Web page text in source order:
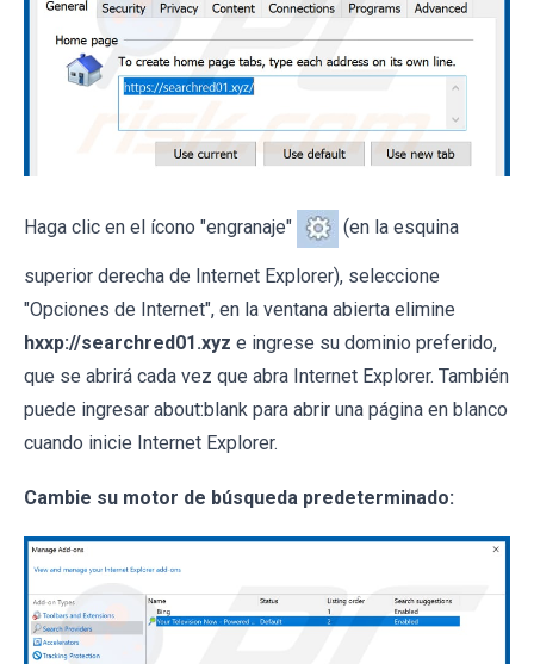
Haga clic en el ícono "engranaje" (en la esquina
superior derecha de Internet Explorer), seleccione
"Opciones de Internet", en la ventana abierta elimine
hxxp://searchred01.xyz e ingrese su dominio preferido,
que se abrirá cada vez que abra Internet Explorer. También
puede ingresar about:blank para abrir una página en blanco
cuando inicie Internet Explorer.
Cambie su motor de búsqueda predeterminado: